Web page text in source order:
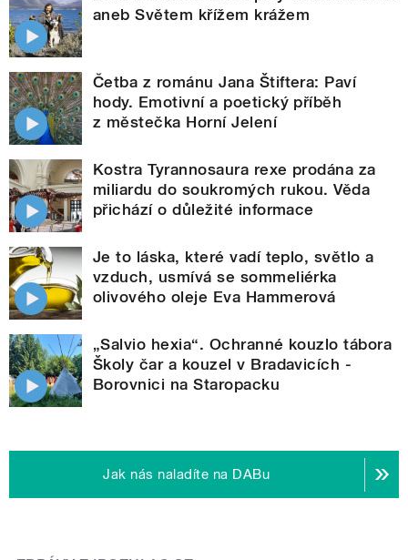
aneb Světem křížem krážem
Četba z románu Jana Štiftera: Paví
hody. Emotivní a poetický příběh
z městečka Horní Jelení
Kostra Tyrannosaura rexe prodána za
miliardu do soukromých rukou. Věda
přichází o důležité informace
Je to láska, které vadí teplo, světlo a
vzduch, usmívá se sommeliérka
olivového oleje Eva Hammerová
„Salvio hexia“. Ochranné kouzlo tábora
Školy čar a kouzel v Bradavicích -
Borovnici na Staropacku
Jak nás naladíte na DABu